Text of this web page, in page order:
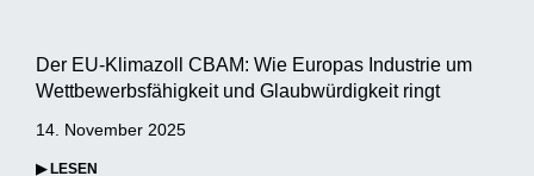
Der EU-Klimazoll CBAM: Wie Europas Industrie um
Wettbewerbsfähigkeit und Glaubwürdigkeit ringt
14. November 2025
▶ LESEN